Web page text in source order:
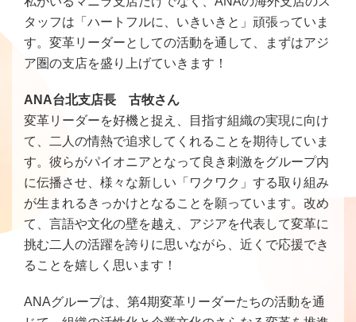
タッフは「ハートフルに、いきいきと」頑張っていま
す。変革リーダーとしての活動を通して、まずはアジ
ア圏の支店を盛り上げていきます！
ANA台北支店長 古牧さん
変革リーダーを好機と捉え、目指す組織の実現に向け
て、二人の情熱で追求してくれることを期待していま
す。彼らがパイオニアとなって良き刺激をグループ内
に伝播させ、様々な新しい「ワクワク」する取り組み
が生まれるきっかけとなることを願っています。改め
て、言語や文化の壁を越え、アジアを代表して変革に
挑む二人の活躍を誇りに思いながら、近くで応援でき
ることを嬉しく思います！
ANAグループは、第4期変革リーダーたちの活動を通